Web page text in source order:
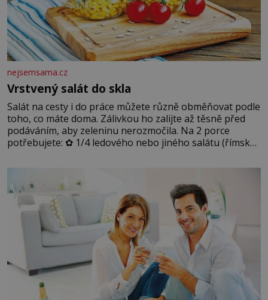
nejsemsama.cz
Vrstvený salát do skla
Salát na cesty i do práce můžete různě obměňovat podle
toho, co máte doma. Zálivkou ho zalijte až těsně před
podáváním, aby zeleninu nerozmočila. Na 2 porce
potřebujete: ✿ 1/4 ledového nebo jiného salátu (římský
okurky ✿ 2 rajčata Zálivka: ✿ 4 lžíce olivového oleje ✿ 1
lžíci citronové šťávy ✿ ½ stroužku